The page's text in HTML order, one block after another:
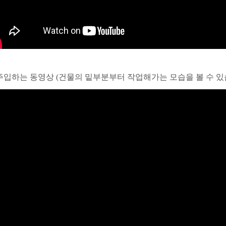
하는 동영상 (건물의 밑부분부터 작업해가는 모습을 볼 수 있